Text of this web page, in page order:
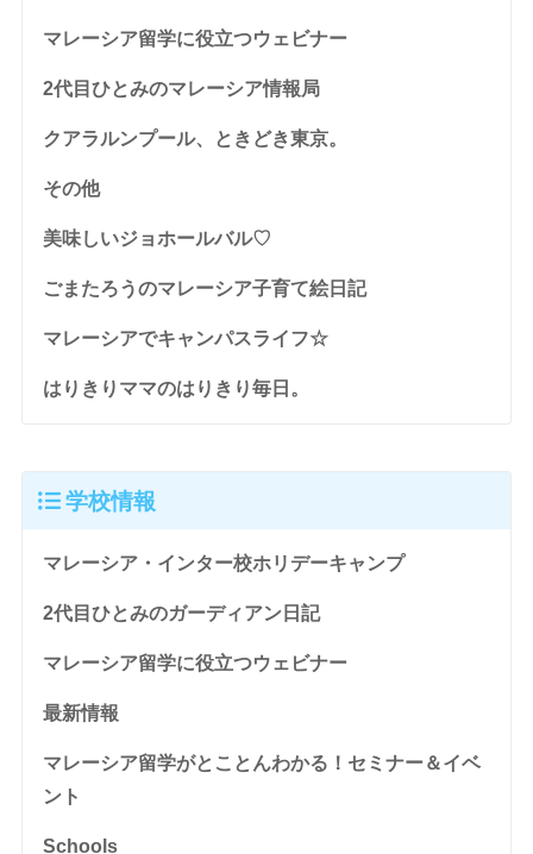
マレーシア留学に役立つウェビナー
2代目ひとみのマレーシア情報局
クアラルンプール、ときどき東京。
その他
美味しいジョホールバル♡
ごまたろうのマレーシア子育て絵日記
マレーシアでキャンパスライフ☆
はりきりママのはりきり毎日。
学校情報
マレーシア・インター校ホリデーキャンプ
2代目ひとみのガーディアン日記
マレーシア留学に役立つウェビナー
最新情報
マレーシア留学がとことんわかる！セミナー＆イベ
ント
Schools